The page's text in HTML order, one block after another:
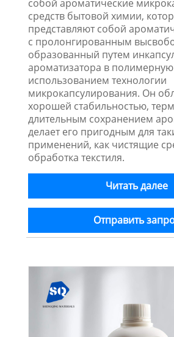
собой ароматические
средств бытовой химии,
представляют собой
с пролонгированным
образованный путем
ароматизатора в
использованием технологии
микрокапсулирования. Он
хорошей стабильностью,
длительным сохранением
делает его пригодным для
применений, как чистящие
обработка текстиля.
Читать далее
Отправить